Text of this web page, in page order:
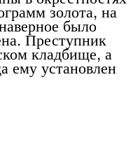
золота, на
было
Преступник
кладбище, а
ему установлен